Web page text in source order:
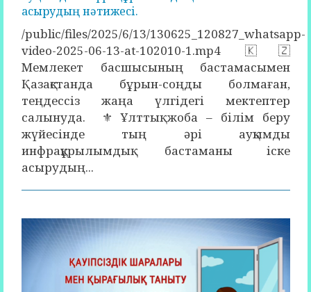
асырудың нәтижесі.
/public/files/2025/6/13/130625_120827_whatsapp-
video-2025-06-13-at-102010-1.mp4 🇰🇿
Мемлекет басшысының бастамасымен
Қазақстанда бұрын-соңды болмаған,
теңдессіз жаңа үлгідегі мектептер
салынуда. ⚜️ Ұлттық жоба – білім беру
жүйесінде тың әрі ауқымды
инфрақұрылымдық бастаманы іске
асырудың...